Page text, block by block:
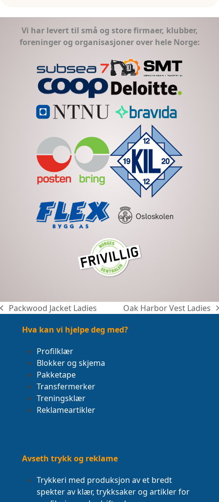
Vi har levert til små og store firmaer, klubber,
foreninger og organisasjoner over hele Norge:
previous
Packwood Jacket Ladies
next
post:
Oak Harbor Vest Ladies
Hva kan vi hjelpe deg med?
Profilklær
Blokker og skjema
Pakketape
Transfermerker
Treningsklær
Reklameartikler
Avseth trykk og reklame
Trykkeri med produksjon av et bredt
spekter av klær, trykksaker og artikler for